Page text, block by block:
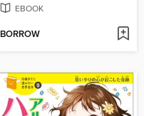
EBOOK
BORROW